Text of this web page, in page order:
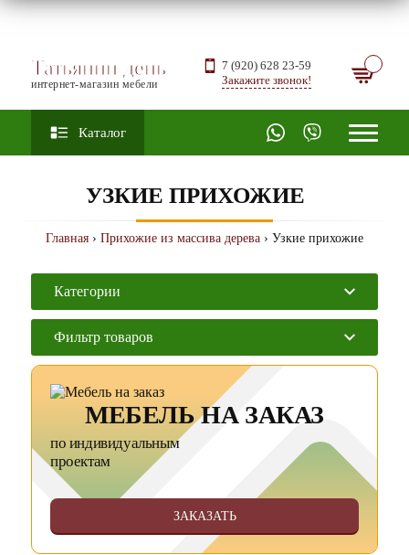
Татьянин день
интернет-магазин мебели
7 (920) 628 23-59
Закажите звонок!
Каталог
УЗКИЕ ПРИХОЖИЕ
Главная › Прихожие из массива дерева › Узкие прихожие
Категории
Фильтр товаров
МЕБЕЛЬ НА ЗАКАЗ
по индивидуальным
проектам
ЗАКАЗАТЬ